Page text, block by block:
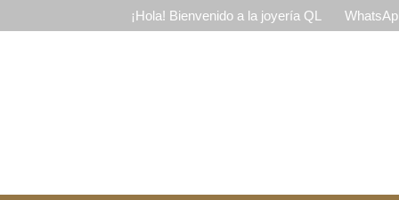
¡Hola! Bienvenido a la joyería QL